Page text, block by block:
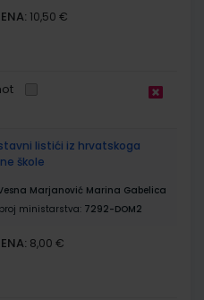
10,50 €
listići iz hrvatskoga
škole
Marjanović Marina Gabelica
ministarstva: 7292-DOM2
8,00 €